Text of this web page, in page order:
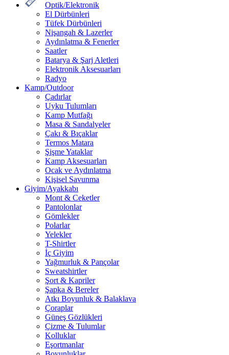
Optik/Elektronik
El Dürbünleri
Tüfek Dürbünleri
Nişangah & Lazerler
Aydınlatma & Fenerler
Saatler
Batarya & Şarj Aletleri
Elektronik Aksesuarları
Radyo
Kamp/Outdoor
Çadırlar
Uyku Tulumları
Kamp Mutfağı
Masa & Sandalyeler
Çakı & Bıçaklar
Termos Matara
Şişme Yataklar
Kamp Aksesuarları
Ocak ve Aydınlatma
Kişisel Savunma
Giyim/Ayakkabı
Mont & Ceketler
Pantolonlar
Gömlekler
Polarlar
Yelekler
T-Shirtler
İç Giyim
Yağmurluk & Pançolar
Sweatshirtler
Şort & Kapriler
Şapka & Bereler
Atkı Boyunluk & Balaklava
Çoraplar
Güneş Gözlükleri
Çizme & Tulumlar
Kolluklar
Eşortmanlar